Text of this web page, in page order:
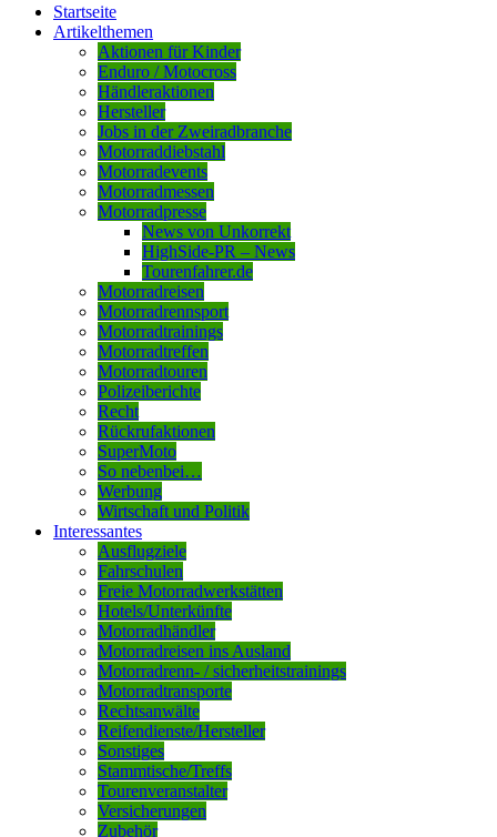
Startseite
Artikelthemen
Aktionen für Kinder
Enduro / Motocross
Händleraktionen
Hersteller
Jobs in der Zweiradbranche
Motorraddiebstahl
Motorradevents
Motorradmessen
Motorradpresse
News von Unkorrekt
HighSide-PR – News
Tourenfahrer.de
Motorradreisen
Motorradrennsport
Motorradtrainings
Motorradtreffen
Motorradtouren
Polizeiberichte
Recht
Rückrufaktionen
SuperMoto
So nebenbei…
Werbung
Wirtschaft und Politik
Interessantes
Ausflugziele
Fahrschulen
Freie Motorradwerkstätten
Hotels/Unterkünfte
Motorradhändler
Motorradreisen ins Ausland
Motorradrenn- / sicherheitstrainings
Motorradtransporte
Rechtsanwälte
Reifendienste/Hersteller
Sonstiges
Stammtische/Treffs
Tourenveranstalter
Versicherungen
Zubehör